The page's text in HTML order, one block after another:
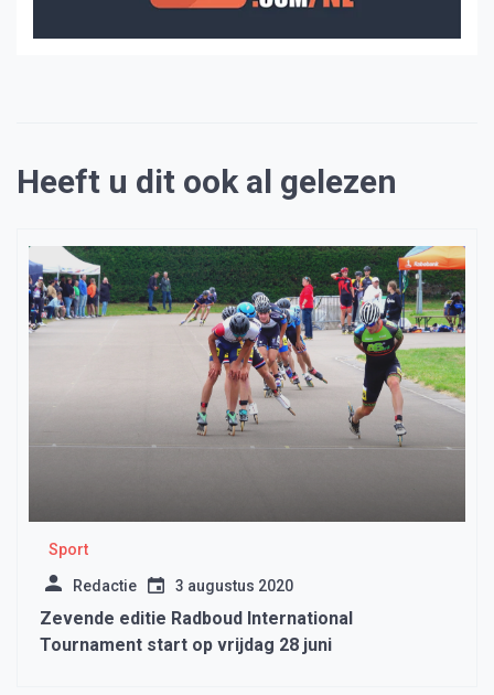
Heeft u dit ook al gelezen
Sport
Redactie 3 augustus 2020
Zevende editie Radboud International
Tournament start op vrijdag 28 juni